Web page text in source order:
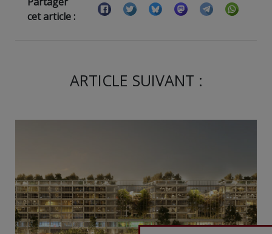
cet article :
ARTICLE SUIVANT :